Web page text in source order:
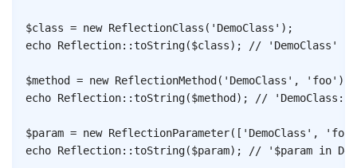
$class = new ReflectionClass ( 'DemoClass' ) ;
echo Reflection::toString($class) ; // 'DemoClass'
$method = new ReflectionMethod ( 'DemoClass' , 'foo' )
echo Reflection::toString($method ) ; //
$param = new ReflectionParameter( [ 'DemoClass' ,
'foo'
echo Reflection::toString($param) ; // '$param in